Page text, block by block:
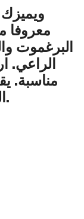
معروفا
البرغموت
الراعي.
مناسبة.
النهار أو فساتين ملابس السهرة.